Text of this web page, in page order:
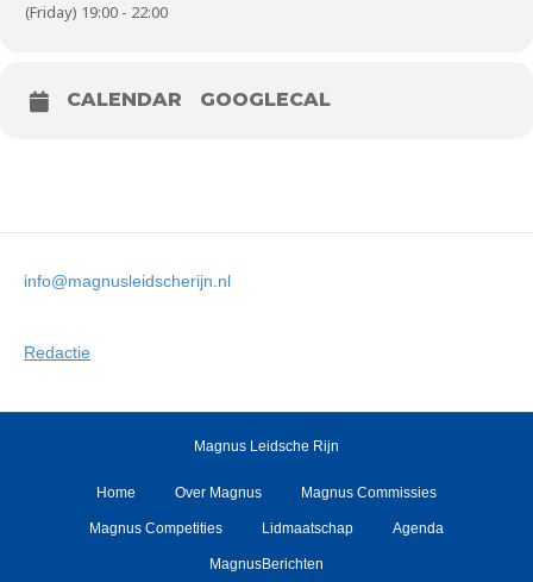
(Friday) 19:00 - 22:00
CALENDAR GOOGLECAL
info@magnusleidscherijn.nl
Redactie
Magnus Leidsche Rijn
Home Over Magnus Magnus Commissies
Magnus Competities Lidmaatschap Agenda
MagnusBerichten